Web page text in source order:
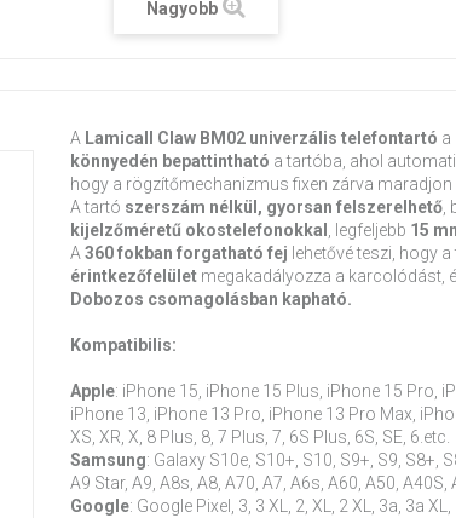
Nagyobb
A Lamicall Claw BM02 univerzális telefontartó a
könnyedén bepattintható a tartóba, ahol
hogy a rögzítőmechanizmus fixen zárva maradjon
A tartó szerszám nélkül, gyorsan felszerelhető,
kijelzőméretű okostelefonokkal
, legfeljebb 15
A 360 fokban forgatható fej lehetővé teszi, hogy
érintkezőfelületmegakadályozza a karcolódást,
Dobozos csomagolásban kapható.
Kompatibilis:
Apple: iPhone 15, iPhone 15 Plus, iPhone 15 Pro,
iPhone 13, iPhone 13 Pro, iPhone 13 Pro Max,
XS, XR, X, 8 Plus, 8, 7 Plus, 7, 6S Plus, 6S, SE, 6.etc.
Samsung: Galaxy S10e, S10+, S10, S9+, S9, S8+,
A9 Star, A9, A8s, A8, A70, A7, A6s, A60, A50, A40S,
Google: Google Pixel, 3, 3 XL, 2, XL, 2 XL, 3a, 3a